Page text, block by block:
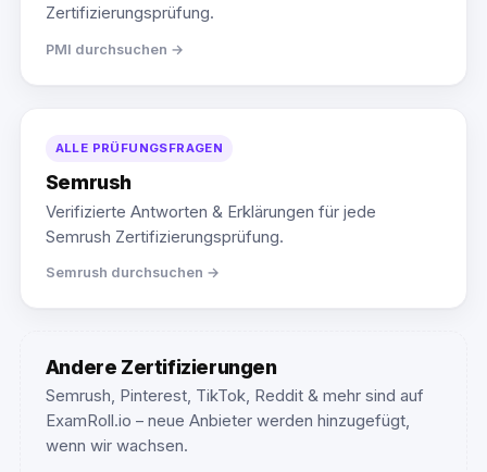
Zertifizierungsprüfung.
PMI durchsuchen →
ALLE PRÜFUNGSFRAGEN
Semrush
Verifizierte Antworten & Erklärungen für jede
Semrush Zertifizierungsprüfung.
Semrush durchsuchen →
Andere Zertifizierungen
Semrush, Pinterest, TikTok, Reddit & mehr sind auf
ExamRoll.io – neue Anbieter werden hinzugefügt,
wenn wir wachsen.